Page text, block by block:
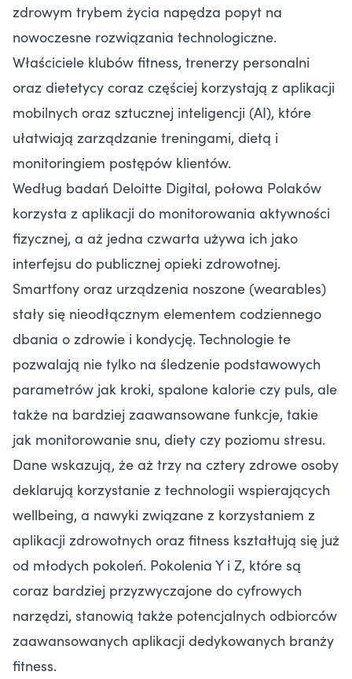
zdrowym trybem życia napędza popyt na
nowoczesne rozwiązania technologiczne.
Właściciele klubów fitness, trenerzy personalni
oraz dietetycy coraz częściej korzystają z aplikacji
mobilnych oraz sztucznej inteligencji (AI), które
ułatwiają zarządzanie treningami, dietą i
monitoringiem postępów klientów.
Według badań Deloitte Digital, połowa Polaków
korzysta z aplikacji do monitorowania aktywności
fizycznej, a aż jedna czwarta używa ich jako
interfejsu do publicznej opieki zdrowotnej.
Smartfony oraz urządzenia noszone (wearables)
stały się nieodłącznym elementem codziennego
dbania o zdrowie i kondycję. Technologie te
pozwalają nie tylko na śledzenie podstawowych
parametrów jak kroki, spalone kalorie czy puls, ale
także na bardziej zaawansowane funkcje, takie
jak monitorowanie snu, diety czy poziomu stresu.
Dane wskazują, że aż trzy na cztery zdrowe osoby
deklarują korzystanie z technologii wspierających
wellbeing, a nawyki związane z korzystaniem z
aplikacji zdrowotnych oraz fitness kształtują się już
od młodych pokoleń. Pokolenia Y i Z, które są
coraz bardziej przyzwyczajone do cyfrowych
narzędzi, stanowią także potencjalnych odbiorców
zaawansowanych aplikacji dedykowanych branży
fitness.